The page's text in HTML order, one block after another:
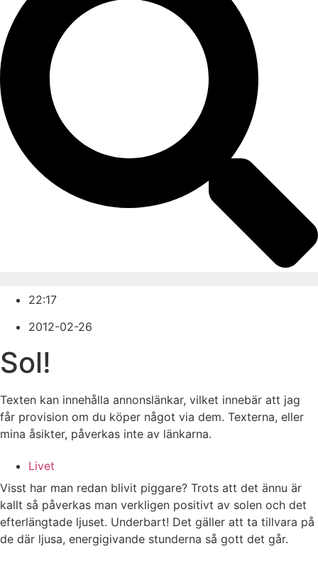
22:17
2012-02-26
Sol!
Texten kan innehålla annonslänkar, vilket innebär att jag
får provision om du köper något via dem. Texterna, eller
mina åsikter, påverkas inte av länkarna.
Livet
Visst har man redan blivit piggare? Trots att det ännu är
kallt så påverkas man verkligen positivt av solen och det
efterlängtade ljuset. Underbart! Det gäller att ta tillvara på
de där ljusa, energigivande stunderna så gott det går.